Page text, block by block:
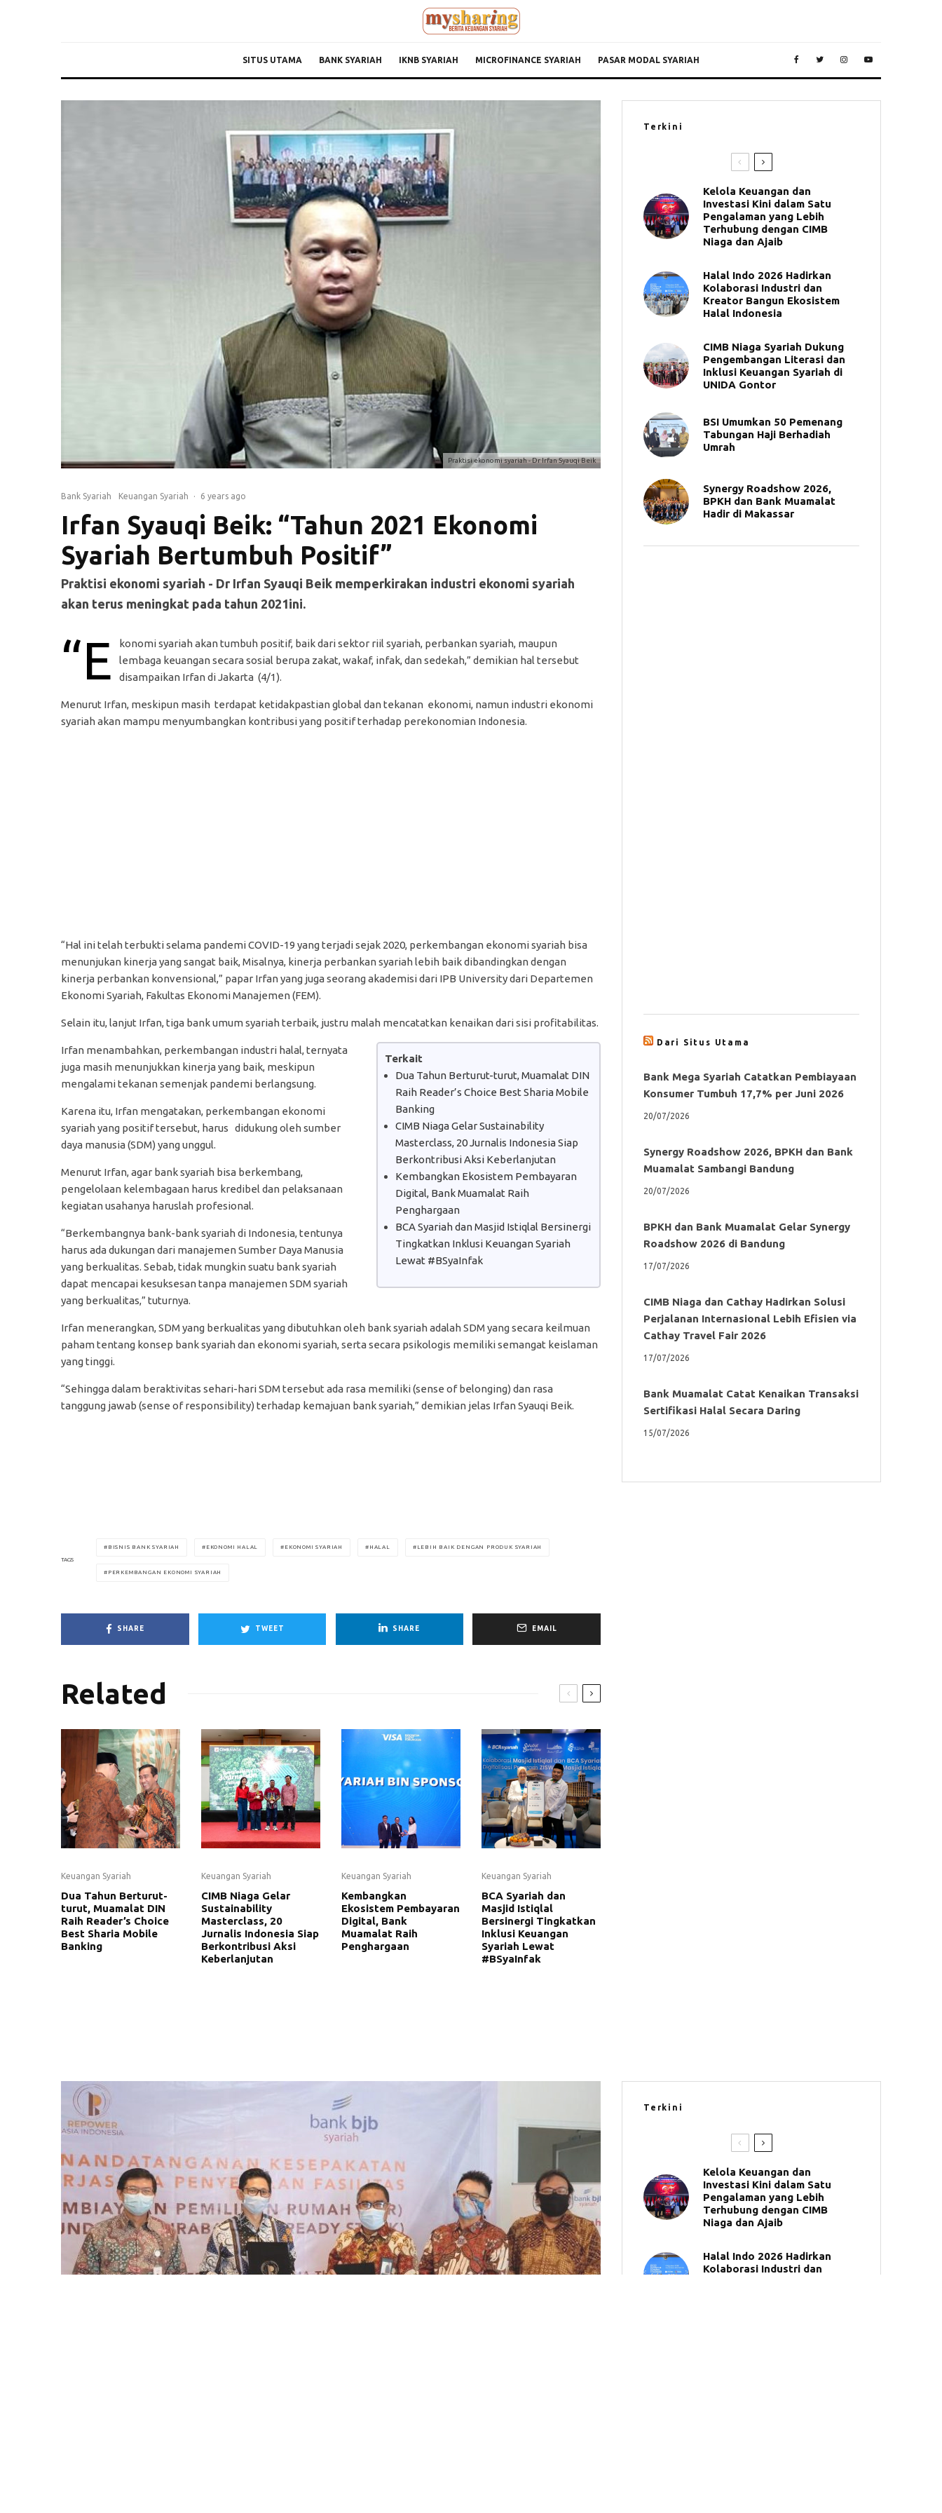
SITUS UTAMA BANK SYARIAH IKNB SYARIAH MICROFINANCE SYARIAH PASAR MODAL SYARIAH
Praktisi ekonomi syariah - Dr Irfan Syauqi Beik
Bank Syariah Keuangan Syariah · 6 years ago
Irfan Syauqi Beik: “Tahun 2021 Ekonomi
Syariah Bertumbuh Positif”
Praktisi ekonomi syariah - Dr Irfan Syauqi Beik memperkirakan industri ekonomi syariah
akan terus meningkat pada tahun 2021ini.
“E
konomi syariah akan tumbuh positif, baik dari sektor riil syariah, perbankan syariah, maupun
lembaga keuangan secara sosial berupa zakat, wakaf, infak, dan sedekah,” demikian hal tersebut
disampaikan Irfan di Jakarta (4/1).
Menurut Irfan, meskipun masih terdapat ketidakpastian global dan tekanan ekonomi, namun industri ekonomi
syariah akan mampu menyumbangkan kontribusi yang positif terhadap perekonomian Indonesia.
“Hal ini telah terbukti selama pandemi COVID-19 yang terjadi sejak 2020, perkembangan ekonomi syariah bisa
menunjukan kinerja yang sangat baik, Misalnya, kinerja perbankan syariah lebih baik dibandingkan dengan
kinerja perbankan konvensional,” papar Irfan yang juga seorang akademisi dari IPB University dari Departemen
Ekonomi Syariah, Fakultas Ekonomi Manajemen (FEM).
Selain itu, lanjut Irfan, tiga bank umum syariah terbaik, justru malah mencatatkan kenaikan dari sisi profitabilitas.
Terkait
Dua Tahun Berturut-turut, Muamalat DIN
Raih Reader’s Choice Best Sharia Mobile
Banking
CIMB Niaga Gelar Sustainability
Masterclass, 20 Jurnalis Indonesia Siap
Berkontribusi Aksi Keberlanjutan
Kembangkan Ekosistem Pembayaran
Digital, Bank Muamalat Raih
Penghargaan
BCA Syariah dan Masjid Istiqlal Bersinergi
Tingkatkan Inklusi Keuangan Syariah
Lewat #BSyaInfak
Irfan menambahkan, perkembangan industri halal, ternyata
juga masih menunjukkan kinerja yang baik, meskipun
mengalami tekanan semenjak pandemi berlangsung.
Karena itu, Irfan mengatakan, perkembangan ekonomi
syariah yang positif tersebut, harus didukung oleh sumber
daya manusia (SDM) yang unggul.
Menurut Irfan, agar bank syariah bisa berkembang,
pengelolaan kelembagaan harus kredibel dan pelaksanaan
kegiatan usahanya haruslah profesional.
“Berkembangnya bank-bank syariah di Indonesia, tentunya
harus ada dukungan dari manajemen Sumber Daya Manusia
yang berkualitas. Sebab, tidak mungkin suatu bank syariah
dapat mencapai kesuksesan tanpa manajemen SDM syariah
yang berkualitas,” tuturnya.
Irfan menerangkan, SDM yang berkualitas yang dibutuhkan oleh bank syariah adalah SDM yang secara keilmuan
paham tentang konsep bank syariah dan ekonomi syariah, serta secara psikologis memiliki semangat keislaman
yang tinggi.
“Sehingga dalam beraktivitas sehari-hari SDM tersebut ada rasa memiliki (sense of belonging) dan rasa
tanggung jawab (sense of responsibility) terhadap kemajuan bank syariah,” demikian jelas Irfan Syauqi Beik.
TAGS
BISNIS BANK SYARIAH EKONOMI HALAL EKONOMI SYARIAH HALAL LEBIH BAIK DENGAN PRODUK SYARIAH
PERKEMBANGAN EKONOMI SYARIAH
SHARE TWEET SHARE EMAIL
Related
Keuangan Syariah
Dua Tahun Berturut-
turut, Muamalat DIN
Raih Reader’s Choice
Best Sharia Mobile
Banking
Keuangan Syariah
CIMB Niaga Gelar
Sustainability
Masterclass, 20
Jurnalis Indonesia Siap
Berkontribusi Aksi
Keberlanjutan
Keuangan Syariah
Kembangkan
Ekosistem Pembayaran
Digital, Bank
Muamalat Raih
Penghargaan
Keuangan Syariah
BCA Syariah dan
Masjid Istiqlal
Bersinergi Tingkatkan
Inklusi Keuangan
Syariah Lewat
#BSyaInfak
Terkini
Kelola Keuangan dan
Investasi Kini dalam Satu
Pengalaman yang Lebih
Terhubung dengan CIMB
Niaga dan Ajaib
Halal Indo 2026 Hadirkan
Kolaborasi Industri dan
Kreator Bangun Ekosistem
Halal Indonesia
CIMB Niaga Syariah Dukung
Pengembangan Literasi dan
Inklusi Keuangan Syariah di
UNIDA Gontor
BSI Umumkan 50 Pemenang
Tabungan Haji Berhadiah
Umrah
Synergy Roadshow 2026,
BPKH dan Bank Muamalat
Hadir di Makassar
Dari Situs Utama
Bank Mega Syariah Catatkan Pembiayaan
Konsumer Tumbuh 17,7% per Juni 2026
20/07/2026
Synergy Roadshow 2026, BPKH dan Bank
Muamalat Sambangi Bandung
20/07/2026
BPKH dan Bank Muamalat Gelar Synergy
Roadshow 2026 di Bandung
17/07/2026
CIMB Niaga dan Cathay Hadirkan Solusi
Perjalanan Internasional Lebih Efisien via
Cathay Travel Fair 2026
17/07/2026
Bank Muamalat Catat Kenaikan Transaksi
Sertifikasi Halal Secara Daring
15/07/2026
Terkini
Kelola Keuangan dan
Investasi Kini dalam Satu
Pengalaman yang Lebih
Terhubung dengan CIMB
Niaga dan Ajaib
Halal Indo 2026 Hadirkan
Kolaborasi Industri dan